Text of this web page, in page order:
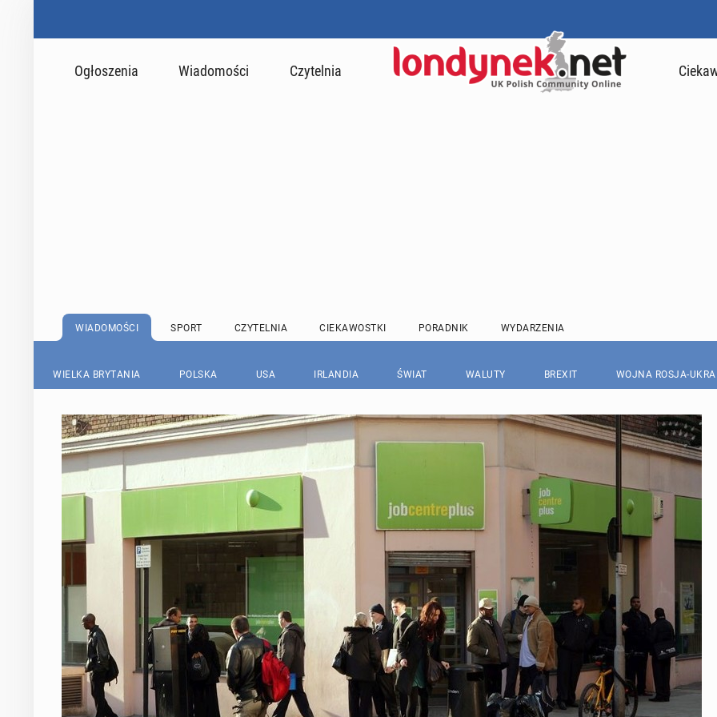
Ogłoszenia Wiadomości Czytelnia
WIADOMOŚCI SPORT CZYTELNIA CIEKAWOSTKI PORADNIK WYDARZENIA
WIELKA BRYTANIA POLSKA USA IRLANDIA ŚWIAT WALUTY BREXIT WOJNA ROSJA-